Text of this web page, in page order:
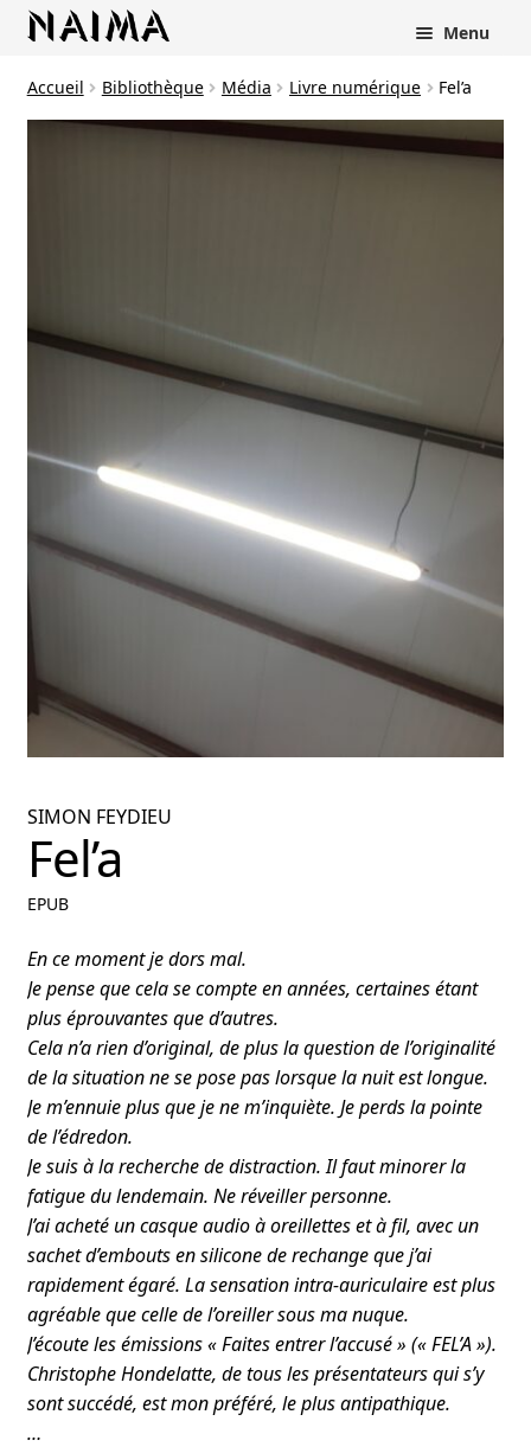
Menu
Accueil Bibliothèque Média Livre numérique Fel’a
SIMON FEYDIEU
Fel’a
EPUB
En ce moment je dors mal.
Je pense que cela se compte en années, certaines étant
plus éprouvantes que d’autres.
Cela n’a rien d’original, de plus la question de l’originalité
de la situation ne se pose pas lorsque la nuit est longue.
Je m’ennuie plus que je ne m’inquiète. Je perds la pointe
de l’édredon.
Je suis à la recherche de distraction. Il faut minorer la
fatigue du lendemain. Ne réveiller personne.
J’ai acheté un casque audio à oreillettes et à fil, avec un
sachet d’embouts en silicone de rechange que j’ai
rapidement égaré. La sensation intra-auriculaire est plus
agréable que celle de l’oreiller sous ma nuque.
J’écoute les émissions « Faites entrer l’accusé » (« FEL’A »).
Christophe Hondelatte, de tous les présentateurs qui s’y
sont succédé, est mon préféré, le plus antipathique.
…
Panneau de gestion des cookies